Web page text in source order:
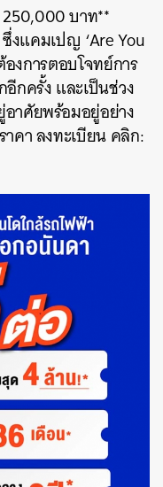
บาท**
งแคมเปญ ‘Are You
งการตอบโจทย์การ
กครั้ง และเป็นช่วง
าศัยพร้อมอยู่อย่าง
คา ลงทะเบียน คลิก: